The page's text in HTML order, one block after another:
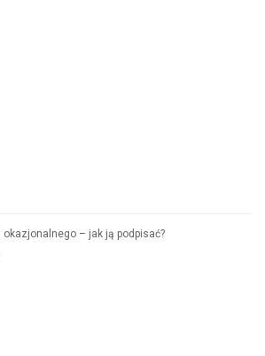
okazjonalnego – jak ją podpisać?